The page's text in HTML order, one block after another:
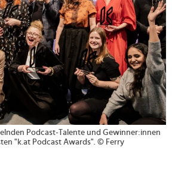
Podcast-Talente und Gewinner:innen
"k.at Podcast Awards". © Ferry